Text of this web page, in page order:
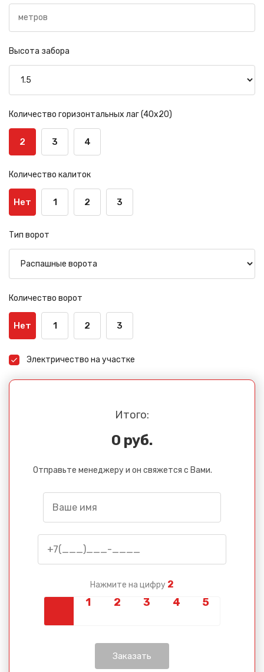
Высота забора
Количество горизонтальных лаг (40х20)
2 3 4
Количество калиток
Нет 1 2 3
Тип ворот
Количество ворот
Нет 1 2 3
Электричество на участке
Итого:
0 руб.
Отправьте менеджеру и он свяжется с Вами.
Нажмите на цифру 2